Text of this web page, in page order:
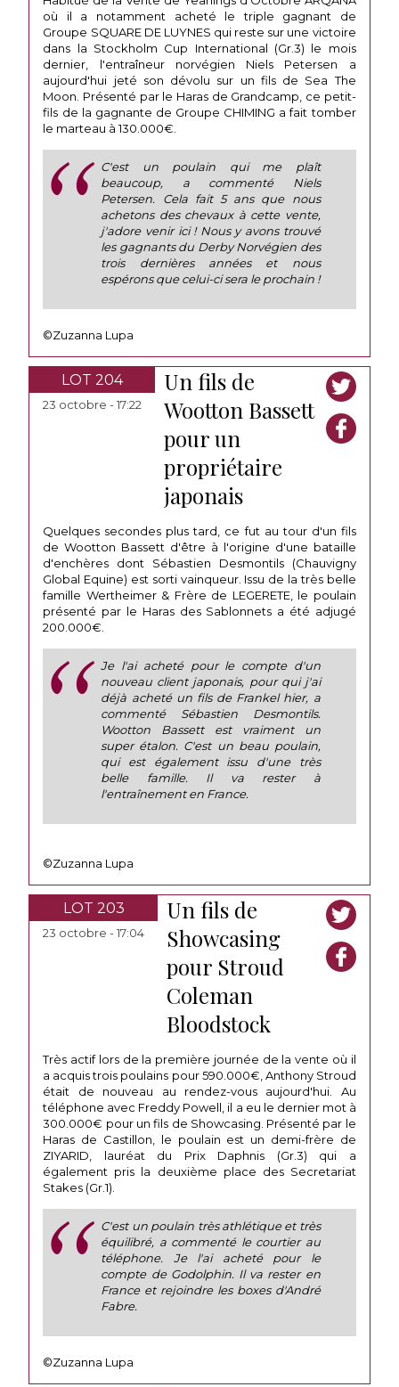
où il a notamment acheté le triple gagnant de
Groupe SQUARE DE LUYNES qui reste sur une victoire
dans la Stockholm Cup International (Gr.3) le mois
dernier, l'entraîneur norvégien Niels Petersen a
aujourd'hui jeté son dévolu sur un fils de Sea The
Moon. Présenté par le Haras de Grandcamp, ce petit-
fils de la gagnante de Groupe CHIMING a fait tomber
le marteau à 130.000€.
C'est un poulain qui me plaît
beaucoup, a commenté Niels
Petersen. Cela fait 5 ans que nous
achetons des chevaux à cette vente,
j'adore venir ici ! Nous y avons trouvé
les gagnants du Derby Norvégien des
trois dernières années et nous
espérons que celui-ci sera le prochain !
©Zuzanna Lupa
LOT 204
23 octobre - 17:22
Un fils de
Wootton Bassett
pour un
propriétaire
japonais
Quelques secondes plus tard, ce fut au tour d'un fils
de Wootton Bassett d'être à l'origine d'une bataille
d'enchères dont Sébastien Desmontils (Chauvigny
Global Equine) est sorti vainqueur. Issu de la très belle
famille Wertheimer & Frère de LEGERETE, le poulain
présenté par le Haras des Sablonnets a été adjugé
200.000€.
Je l'ai acheté pour le compte d'un
nouveau client japonais, pour qui j'ai
déjà acheté un fils de Frankel hier, a
commenté Sébastien Desmontils.
Wootton Bassett est vraiment un
super étalon. C'est un beau poulain,
qui est également issu d'une très
belle famille. Il va rester à
l'entraînement en France.
©Zuzanna Lupa
LOT 203
23 octobre - 17:04
Un fils de
Showcasing
pour Stroud
Coleman
Bloodstock
Très actif lors de la première journée de la vente où il
a acquis trois poulains pour 590.000€, Anthony Stroud
était de nouveau au rendez-vous aujourd'hui. Au
téléphone avec Freddy Powell, il a eu le dernier mot à
300.000€ pour un fils de Showcasing. Présenté par le
Haras de Castillon, le poulain est un demi-frère de
ZIYARID, lauréat du Prix Daphnis (Gr.3) qui a
également pris la deuxième place des Secretariat
Stakes (Gr.1).
C'est un poulain très athlétique et très
équilibré, a commenté le courtier au
téléphone. Je l'ai acheté pour le
compte de Godolphin. Il va rester en
France et rejoindre les boxes d'André
Fabre.
©Zuzanna Lupa